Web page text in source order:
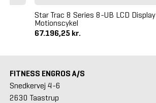
Star Trac 8 Series 8-UB LCD Display
Motionscykel
67.196,25 kr.
FITNESS ENGROS A/S
Snedkervej 4-6
2630 Taastrup